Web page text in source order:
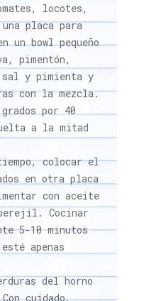
locotes,
placa para
un bowl pequeño
pimentón,
y pimienta y
con la mezcla.
por 40
a la mitad
colocar el
en otra placa
con aceite
Cocinar
5-10 minutos
apenas
del horno
cuidado,